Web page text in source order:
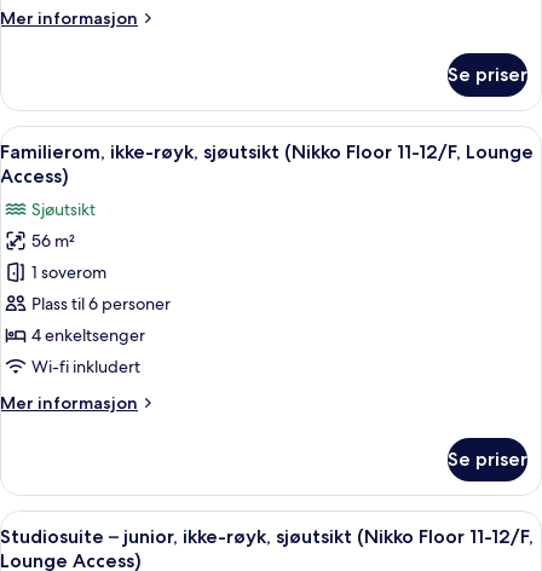
(Nikko
12/F,
Lounge
Access)
Mer informasjon
Mer
–
deluxe,
ikke-
røyk,
sjøutsikt
(Nikko
Floor
11-
12/F,
Lounge
Se priser
Åpne
alle
bildene
av
Familierom,
ikke-
røyk,
sjøutsikt
(Nikko
11-
Access)
Familierom, ikke-røyk, sjøutsikt
17
Familierom, ikke-røyk, sjøutsikt (Nikko Floor 11-12/F, Lounge
Access)
Sjøutsikt
56 m²
1 soverom
Plass til 6 personer
4 enkeltsenger
Wi-fi inkludert
Mer informasjon
Mer
ikke-
røyk,
sjøutsikt
(Nikko
Se priser
Åpne
alle
Studiosuite – junior, ikke-røyk,
18
Studiosuite – junior, ikke-røyk, sjøutsikt (Nikko Floor 11-12/F,
Lounge Access)